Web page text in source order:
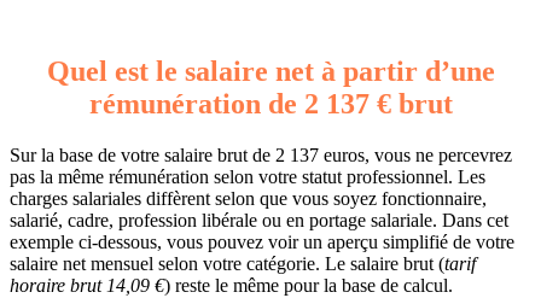
Quel est le salaire net à partir d’une
rémunération de 2 137 € brut
Sur la base de votre salaire brut de 2 137 euros, vous ne percevrez
pas la même rémunération selon votre statut professionnel. Les
charges salariales diffèrent selon que vous soyez fonctionnaire,
salarié, cadre, profession libérale ou en portage salariale. Dans cet
exemple ci-dessous, vous pouvez voir un aperçu simplifié de votre
salaire net mensuel selon votre catégorie. Le salaire brut (tarif
horaire brut 14,09 €) reste le même pour la base de calcul.